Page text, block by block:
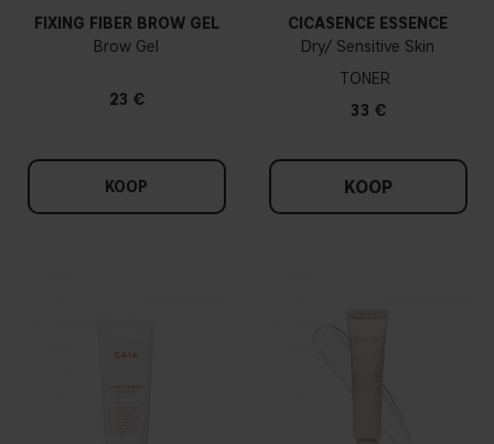
FIXING FIBER BROW GEL
Brow Gel
23 €
KOOP
CICASENCE ESSENCE
Dry/ Sensitive Skin
TONER
33 €
KOOP